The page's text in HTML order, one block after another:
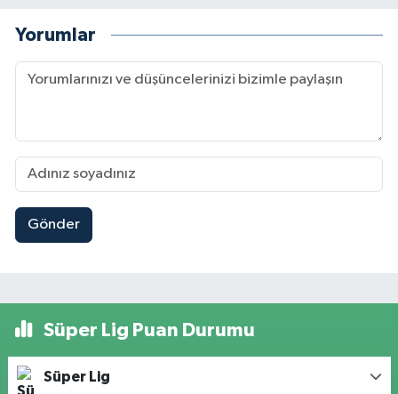
Yorumlar
Gönder
Süper Lig Puan Durumu
Süper Lig